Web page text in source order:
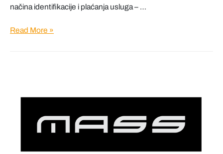
načina identifikacije i plaćanja usluga – …
CUBO
Read More »